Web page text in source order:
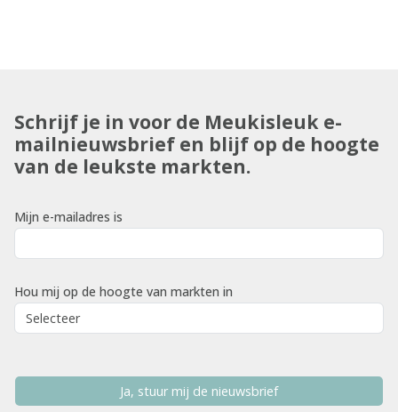
Schrijf je in voor de Meukisleuk e-
mailnieuwsbrief en blijf op de hoogte
van de leukste markten.
Mijn e-mailadres is
Hou mij op de hoogte van markten in
Ja, stuur mij de nieuwsbrief